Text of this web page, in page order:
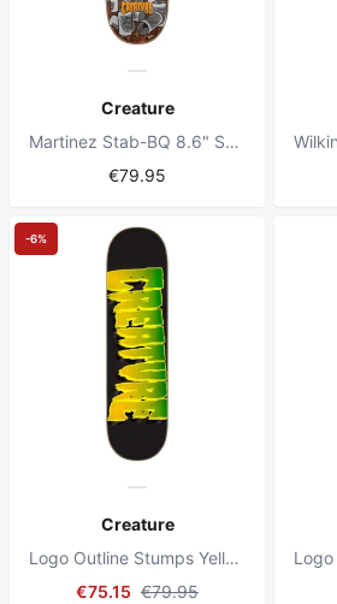
Creature
Martinez Stab-BQ 8.6" Skateboard Deck
€79.95
Creature
Logo Outline Stumps Yellow/ Green 8.25" Skateboard Deck
€75.15 €79.95
-6%